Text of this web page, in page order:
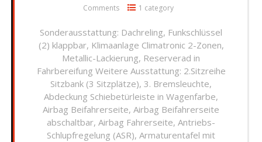
Comments
1 category
Sonderausstattung: Dachreling, Funkschlüssel
(2) klappbar, Klimaanlage Climatronic 2-Zonen,
Metallic-Lackierung, Reserverad in
Fahrbereifung Weitere Ausstattung: 2.Sitzreihe
Sitzbank (3 Sitzplätze), 3. Bremsleuchte,
Abdeckung Schiebetürleiste in Wagenfarbe,
Airbag Beifahrerseite, Airbag Beifahrerseite
abschaltbar, Airbag Fahrerseite, Antriebs-
Schlupfregelung (ASR), Armaturentafel mit